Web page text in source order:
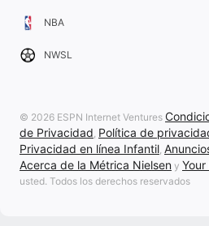
NBA
NWSL
© 2026 ESPN Internet Ventures
de Privacidad, Política de
Privacidad en línea Infantil,
Acerca de la Métrica Nielsen y
usted. Todos los derechos reservados